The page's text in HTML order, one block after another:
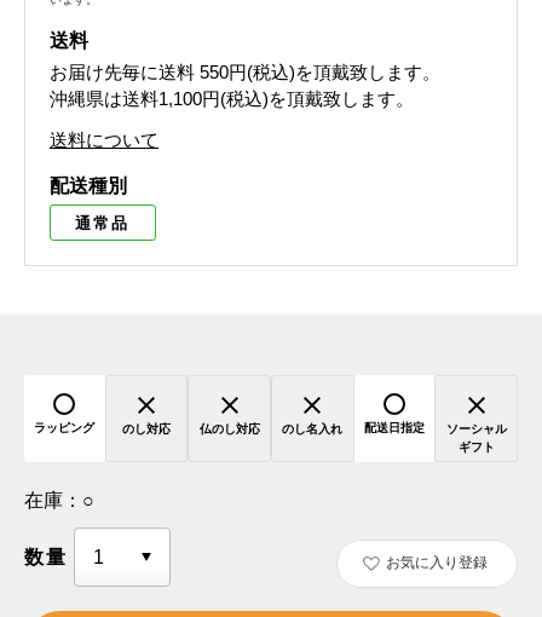
送料
お届け先毎に送料 550円(税込)を頂戴致します。
沖縄県は送料1,100円(税込)を頂戴致します。
送料について
配送種別
通常品
ラッピング のし対応 仏のし対応 のし名入れ 配送日指定
ソーシャル
ギフト
在庫： ○
数量 お気に入り登録